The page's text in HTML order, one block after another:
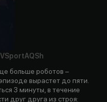
SportAQSh
больше роботов –
вырастет до пяти.
3 минуты, в течение
друг друга из строя: